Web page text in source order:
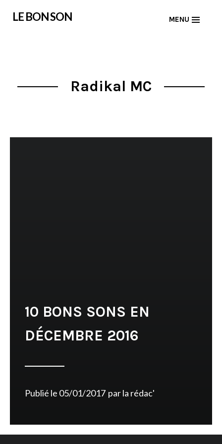
LE BON SON MENU
Radikal MC
10 BONS SONS EN
DÉCEMBRE 2016
Publié le 05/01/2017 parla rédac'